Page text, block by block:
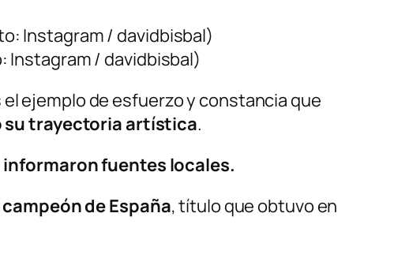
Instagram / davidbisbal)
ejemplo de esfuerzo y constancia que
su trayectoria artística.
informaron fuentes locales.
campeón de España, título que obtuvo en